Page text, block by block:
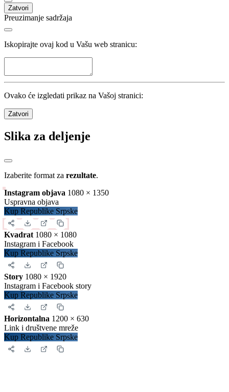
Zatvori
Preuzimanje sadržaja
Iskopirajte ovaj kod u Vašu web stranicu:
Ovako će izgledati prikaz na Vašoj stranici:
Zatvori
Slika za deljenje
Izaberite format za rezultate.
Instagram objava 1080 × 1350
Uspravna objava
Kup Republike Srpske
Kvadrat 1080 × 1080
Instagram i Facebook
Kup Republike Srpske
Story 1080 × 1920
Instagram i Facebook story
Kup Republike Srpske
Horizontalna 1200 × 630
Link i društvene mreže
Kup Republike Srpske